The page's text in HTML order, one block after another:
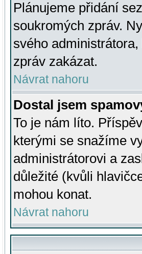
Plánujeme přidání
soukromých zpráv.
svého
zpráv zakázat.
Návrat nahoru
Dostal jsem
To je nám líto.
kterými se snažíme
administrátorovi a
důležité (kvůli
mohou konat.
Návrat nahoru